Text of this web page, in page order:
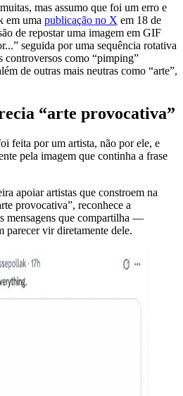
mas assumo que foi um erro e
em uma publicação no X em 18 de
de repostar uma imagem em GIF
seguida por uma sequência rotativa
controversos como “pimping”
de outras mais neutras como “arte”,
“arte provocativa”
feita por um artista, não por ele, e
pela imagem que continha a frase
apoiar artistas que constroem na
provocativa”, reconhece a
mensagens que compartilha —
parecer vir diretamente dele.